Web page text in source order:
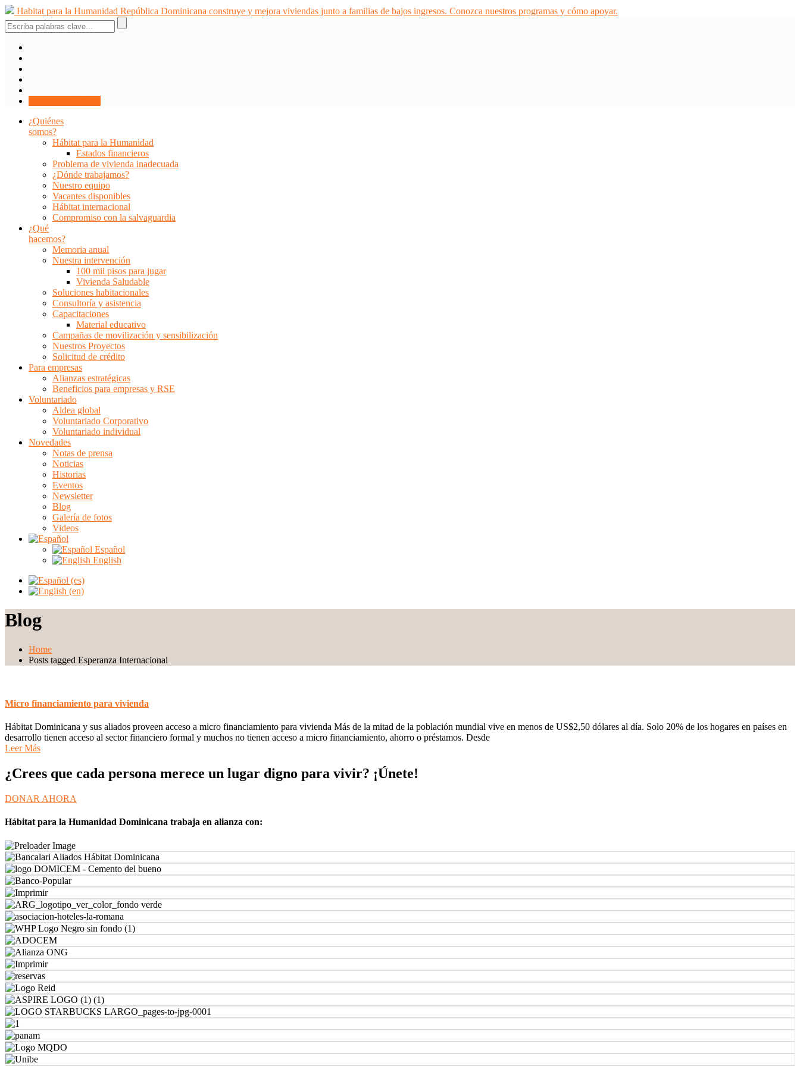
Saltar
al
contenido
Habitat para la Humanidad República Dominicana construye y mejora viviendas junto a familias de bajos ingresos. Conozca nuestros programas y cómo apoyar.
¿Quiénes
somos?
Hábitat para la Humanidad
Estados financieros
Problema de vivienda inadecuada
¿Dónde trabajamos?
Nuestro equipo
Vacantes disponibles
Hábitat internacional
Compromiso con la salvaguardia
¿Qué
hacemos?
Memoria anual
Nuestra intervención
100 mil pisos para jugar
Vivienda Saludable
Soluciones habitacionales
Consultoría y asistencia
Capacitaciones
Material educativo
Campañas de movilización y sensibilización
Nuestros Proyectos
Solicitud de crédito
Para empresas
Alianzas estratégicas
Beneficios para empresas y RSE
Voluntariado
Aldea global
Voluntariado Corporativo
Voluntariado individual
Novedades
Notas de prensa
Noticias
Historias
Eventos
Newsletter
Blog
Galería de fotos
Videos
Español
English
Blog
Home
Posts tagged Esperanza Internacional
Micro financiamiento para vivienda
Hábitat Dominicana y sus aliados proveen acceso a micro financiamiento para vivienda Más de la mitad de la población mundial vive en menos de US$2,50 dólares al día. Solo 20% de los hogares en países en
desarrollo tienen acceso al sector financiero formal y muchos no tienen acceso a micro financiamiento, ahorro o préstamos. Desde
Leer Más
¿Crees que cada persona merece un lugar digno para vivir? ¡Únete!
DONAR AHORA
Hábitat para la Humanidad Dominicana trabaja en alianza con: